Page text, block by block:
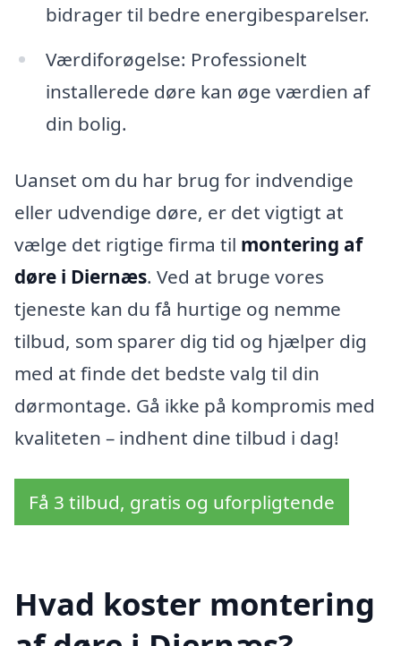
bidrager til bedre energibesparelser.
Værdiforøgelse: Professionelt
installerede døre kan øge værdien af
din bolig.
Uanset om du har brug for indvendige
eller udvendige døre, er det vigtigt at
vælge det rigtige firma til montering af
døre i Diernæs. Ved at bruge vores
tjeneste kan du få hurtige og nemme
tilbud, som sparer dig tid og hjælper dig
med at finde det bedste valg til din
dørmontage. Gå ikke på kompromis med
kvaliteten – indhent dine tilbud i dag!
Få 3 tilbud, gratis og uforpligtende
Hvad koster montering